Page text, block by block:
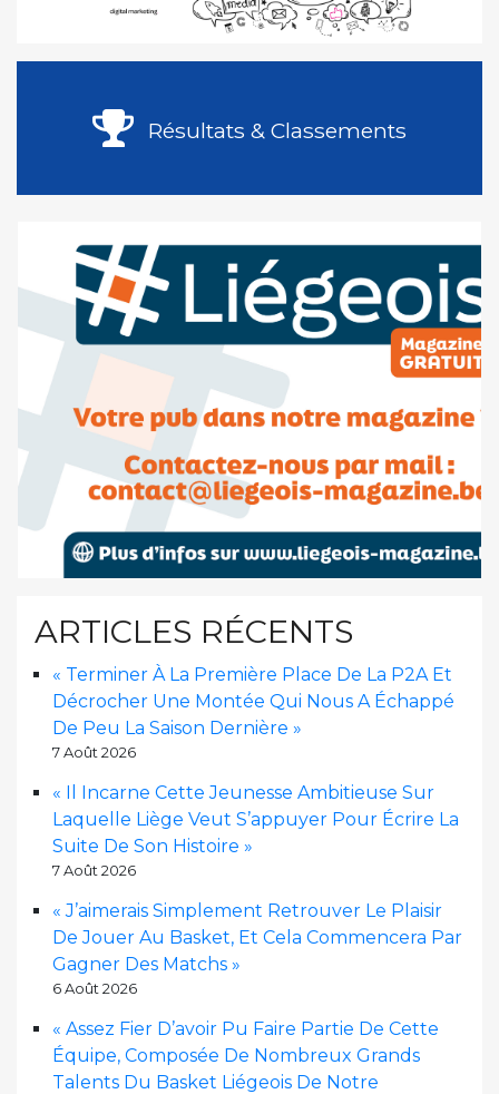
Résultats & Classements
ARTICLES RÉCENTS
« Terminer À La Première Place De La P2A Et
Décrocher Une Montée Qui Nous A Échappé
De Peu La Saison Dernière »
7 Août 2026
« Il Incarne Cette Jeunesse Ambitieuse Sur
Laquelle Liège Veut S’appuyer Pour Écrire La
Suite De Son Histoire »
7 Août 2026
« J’aimerais Simplement Retrouver Le Plaisir
De Jouer Au Basket, Et Cela Commencera Par
Gagner Des Matchs »
6 Août 2026
« Assez Fier D’avoir Pu Faire Partie De Cette
Équipe, Composée De Nombreux Grands
Talents Du Basket Liégeois De Notre